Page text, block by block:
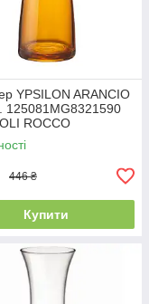
YPSILON ARANCIO
125081MG8321590
ROCCO
446 ₴
Купити